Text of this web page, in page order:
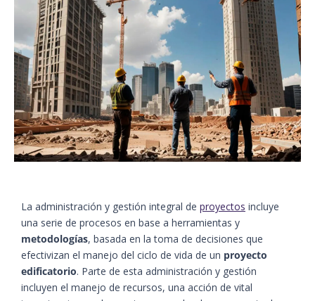
La administración y gestión integral de proyectos incluye
una serie de procesos en base a herramientas y
metodologías, basada en la toma de decisiones que
efectivizan el manejo del ciclo de vida de un proyecto
edificatorio. Parte de esta administración y gestión
incluyen el manejo de recursos, una acción de vital